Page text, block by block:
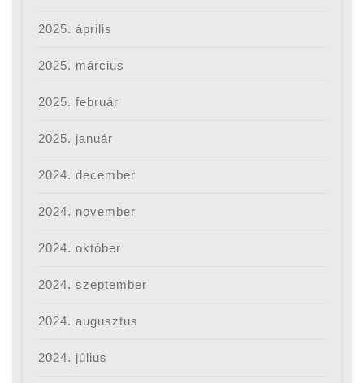
2025. április
2025. március
2025. február
2025. január
2024. december
2024. november
2024. október
2024. szeptember
2024. augusztus
2024. július